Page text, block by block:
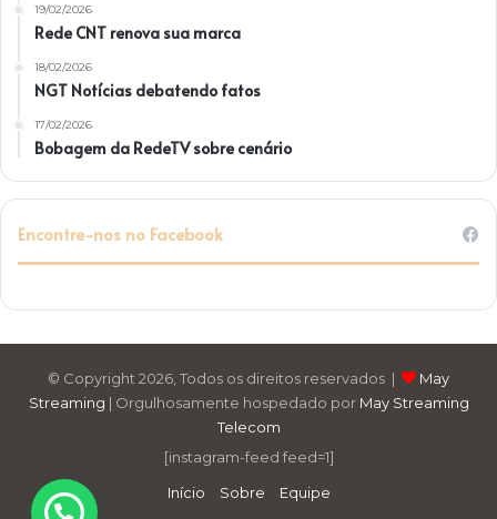
19/02/2026
Rede CNT renova sua marca
18/02/2026
NGT Notícias debatendo fatos
17/02/2026
Bobagem da RedeTV sobre cenário
Encontre-nos no Facebook
© Copyright 2026, Todos os direitos reservados |
May
Streaming | Orgulhosamente hospedado por May Streaming
Telecom
[instagram-feed feed=1]
Início
Sobre Equipe